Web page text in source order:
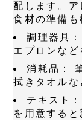
配します。
食材の準備も
調理器具：
エプロンなど
消耗品：
拭きタオルな
テキスト：
を用意すると